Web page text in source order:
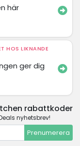
här
HOS LIKNANDE
ger dig
rabattkoder
nyhetsbrev!
Prenumerera